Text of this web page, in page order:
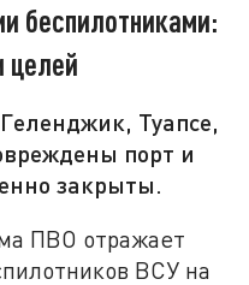
беспилотниками:
целей
Туапсе,
порт и
закрыты.
ПВО отражает
ВСУ на